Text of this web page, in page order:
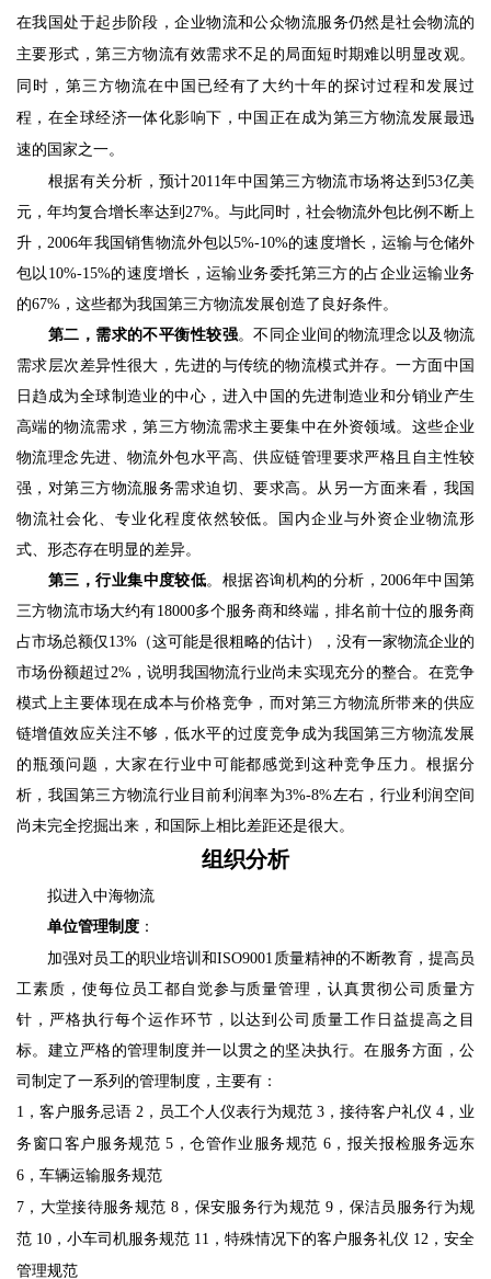
在我国处于起步阶段，企业物流和公众物流服务仍然是社会物流的
主要形式，第三方物流有效需求不足的局面短时期难以明显改观。
同时，第三方物流在中国已经有了大约十年的探讨过程和发展过
程，在全球经济一体化影响下，中国正在成为第三方物流发展最迅
速的国家之一。
根据有关分析，预计2011 年中国第三方物流市场将达到53亿美
元，年均复合增长率达到 27%。与此同时，社会物流外包比例不断上
升， 2006年我国销售物流外包以5%-10%的速度增长，运输与仓储外
包以 10%-15%的速度增长，运输业务委托第三方的占企业运输业务
的67% ，这些都为我国第三方物流发展创造了良好条件。
第二，需求的不平衡性较强。不同企业间的物流理念以及物流
需求层次差异性很大，先进的与传统的物流模式并存。一方面中国
日趋成为全球制造业的中心，进入中国的先进制造业和分销业产生
高端的物流需求，第三方物流需求主要集中在外资领域。这些企业
物流理念先进、物流外包水平高、供应链管理要求严格且自主性较
强，对第三方物流服务需求迫切、要求高。从另一方面来看，我国
物流社会化、专业化程度依然较低。国内企业与外资企业物流形
式、形态存在明显的差异。
第三，行业集中度较低。根据咨询机构的分析， 2006年中国第
三方物流市场大约有18000多个服务商和终端，排名前十位的服务商
占市场总额仅 13% （这可能是很粗略的估计），没有一家物流企业的
市场份额超过 2%，说明我国物流行业尚未实现充分的整合。在竞争
模式上主要体现在成本与价格竞争，而对第三方物流所带来的供应
链增值效应关注不够，低水平的过度竞争成为我国第三方物流发展
的瓶颈问题，大家在行业中可能都感觉到这种竞争压力。根据分
析，我国第三方物流行业目前利润率为3%-8%左右，行业利润空间
尚未完全挖掘出来，和国际上相比差距还是很大。
组织分析
拟进入中海物流
单位管理制度：
加强对员工的职业培训和ISO9001 质量精神的不断教育，提高员
工素质，使每位员工都自觉参与质量管理，认真贯彻公司质量方
针，严格执行每个运作环节，以达到公司质量工作日益提高之目
标。建立严格的管理制度并一以贯之的坚决执行。在服务方面，公
司制定了一系列的管理制度，主要有：
1 ，客户服务忌语 2 ，员工个人仪表行为规范 3 ，接待客户礼仪 4 ，业
务窗口客户服务规范 5 ，仓管作业服务规范 6，报关报检服务远东
6 ，车辆运输服务规范
7 ，大堂接待服务规范 8，保安服务行为规范 9，保洁员服务行为规
范 10 ，小车司机服务规范 11 ，特殊情况下的客户服务礼仪 12 ，安全
管理规范